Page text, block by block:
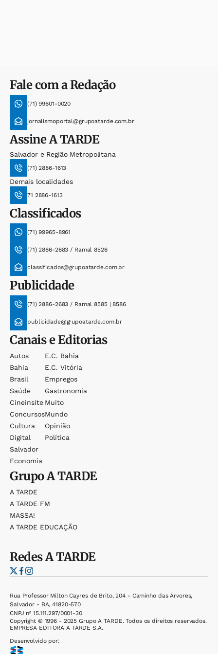
Fale com a Redação
(71) 99601-0020
jornalismoportal@grupoatarde.com.br
AssineA TARDE
Salvador e Região Metropolitana
(71) 2886-1613
Demais localidades
71 2886-1613
Classificados
(71) 99965-8961
(71) 2886-2683 / Ramal 8526
classificados@grupoatarde.com.br
Publicidade
(71) 2886-2683 / Ramal 8585 | 8586
publicidade@grupoatarde.com.br
Canais e Editorias
Autos
Bahia
Brasil
Saúde
Cineinsite
Concursos
Cultura
Digital
Salvador
Economia
E.c. Bahia
E.c. Vitória
Empregos
Gastronomia
Muito
Mundo
Opinião
Política
GrupoA TARDE
A TARDE
A TARDE FM
MASSA!
A TARDE EDUCAÇÃO
RedesA TARDE
Rua Professor Milton Cayres de Brito, 204 - Caminho das Árvores,
Salvador - BA, 41820-570
CNPJ nº 15.111.297/0001-30
Copyright © 1996 - 2025 Grupo A TARDE. Todos os direitos reservados.
EMPRESA EDITORA A TARDE S.A.
Desenvolvido por: